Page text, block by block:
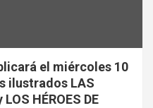
el miércoles 10
ilustrados LAS
HÉROES DE